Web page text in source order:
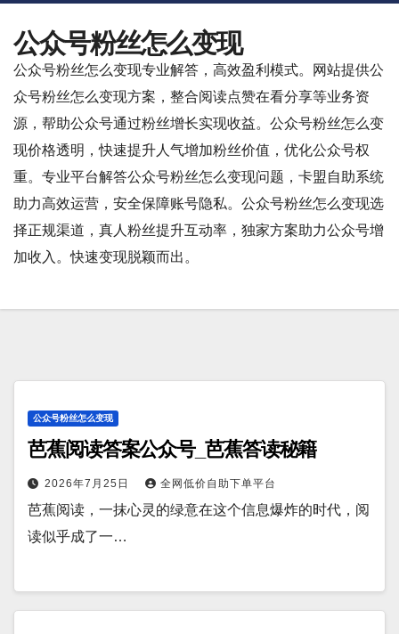
公众号粉丝怎么变现
公众号粉丝怎么变现专业解答，高效盈利模式。网站提供公
众号粉丝怎么变现方案，整合阅读点赞在看分享等业务资
源，帮助公众号通过粉丝增长实现收益。公众号粉丝怎么变
现价格透明，快速提升人气增加粉丝价值，优化公众号权
重。专业平台解答公众号粉丝怎么变现问题，卡盟自助系统
助力高效运营，安全保障账号隐私。公众号粉丝怎么变现选
择正规渠道，真人粉丝提升互动率，独家方案助力公众号增
加收入。快速变现脱颖而出。
公众号粉丝怎么变现
芭蕉阅读答案公众号_芭蕉答读秘籍
2026年7月25日 全网低价自助下单平台
芭蕉阅读，一抹心灵的绿意在这个信息爆炸的时代，阅
读似乎成了一…